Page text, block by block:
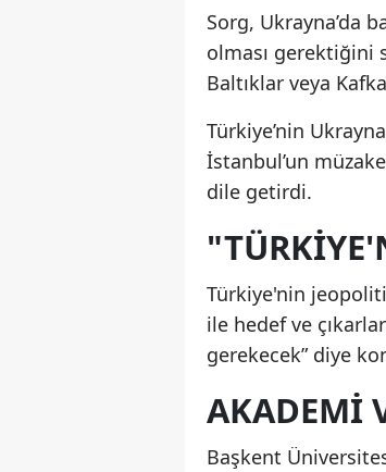
Sorg, Ukrayna’da
olması gerektiğini
Baltıklar veya
Türkiye’nin
İstanbul’un
dile getirdi.
Türkiye'nin
ile hedef ve
gerekecek” diye
AKADEMI
Başkent